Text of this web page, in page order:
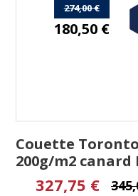
274,00 €
180,50 €
Couette
200g/m2 canard
327,75 €